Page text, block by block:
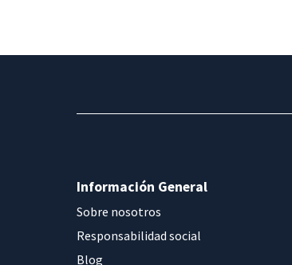
Información General
Sobre nosotros
Responsabilidad social
Blog